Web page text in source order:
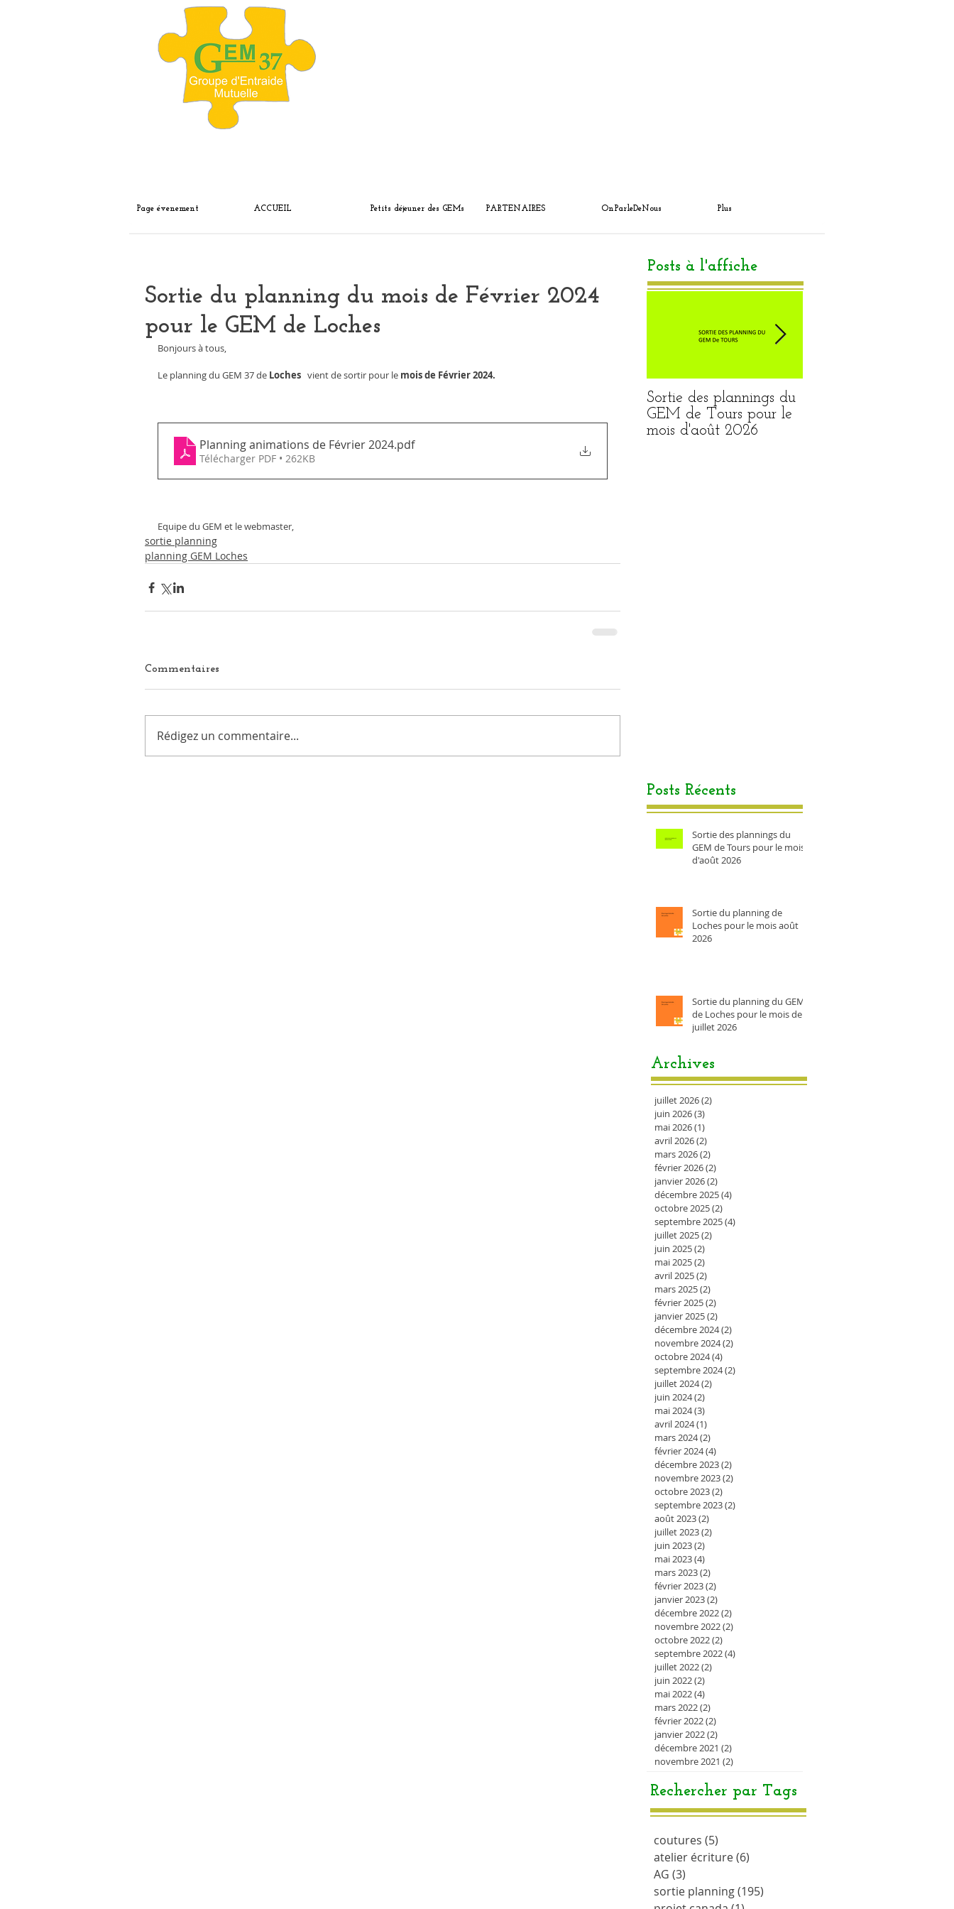
Page évenement ACCUEIL Petits déjeuner des GEMs PARTENAIRES OnParleDeNous Plus
Sortie du planning du mois de Février 2024
pour le GEM de Loches
Bonjours à tous,
Le planning du GEM 37 de Loches vient de sortir pour le mois de Février 2024.
Planning animations de Février 2024.pdf
Télécharger PDF • 262KB
Equipe du GEM et le webmaster,
sortie planning
planning GEM Loches
Commentaires
Rédigez un commentaire...
Posts à l'affiche
Sortie des plannings du
GEM de Tours pour le
mois d'août 2026
Posts Récents
Sortie des plannings du
GEM de Tours pour le mois
d'août 2026
Sortie du planning de
Loches pour le mois août
2026
Sortie du planning du GEM
de Loches pour le mois de
juillet 2026
Archives
juillet 2026(2)
juin 2026(3)
mai 2026(1)
avril 2026(2)
mars 2026(2)
février 2026(2)
janvier 2026(2)
décembre 2025(4)
octobre 2025(2)
septembre 2025(4)
juillet 2025(2)
juin 2025(2)
mai 2025(2)
avril 2025(2)
mars 2025(2)
février 2025(2)
janvier 2025(2)
décembre 2024(2)
novembre 2024(2)
octobre 2024(4)
septembre 2024(2)
juillet 2024(2)
juin 2024(2)
mai 2024(3)
avril 2024(1)
mars 2024(2)
février 2024(4)
décembre 2023(2)
novembre 2023(2)
octobre 2023(2)
septembre 2023(2)
août 2023(2)
juillet 2023(2)
juin 2023(2)
mai 2023(4)
mars 2023(2)
février 2023(2)
janvier 2023(2)
décembre 2022(2)
novembre 2022(2)
octobre 2022(2)
septembre 2022(4)
juillet 2022(2)
juin 2022(2)
mai 2022(4)
mars 2022(2)
février 2022(2)
janvier 2022(2)
décembre 2021 (2)
novembre 2021 (2)
Rechercher par Tags
coutures (5)
atelier écriture(6)
AG (3)
sortie planning(195)